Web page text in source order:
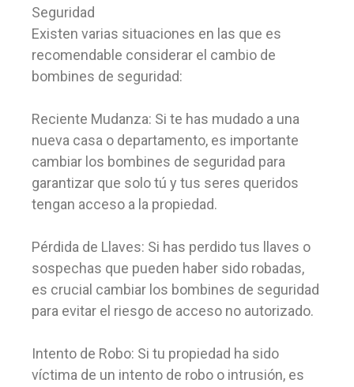
Seguridad
Existen varias situaciones en las que es
recomendable considerar el cambio de
bombines de seguridad:
Reciente Mudanza: Si te has mudado a una
nueva casa o departamento, es importante
cambiar los bombines de seguridad para
garantizar que solo tú y tus seres queridos
tengan acceso a la propiedad.
Pérdida de Llaves: Si has perdido tus llaves o
sospechas que pueden haber sido robadas,
es crucial cambiar los bombines de seguridad
para evitar el riesgo de acceso no autorizado.
Intento de Robo: Si tu propiedad ha sido
víctima de un intento de robo o intrusión, es